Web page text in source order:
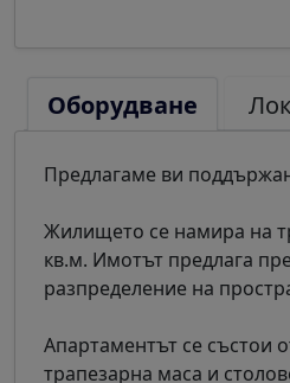
Оборудване
Предлагаме ви
Жилището се намира на
кв.м. Имотът предлага
разпределение на
Апартаментът се състои
трапезарна маса и